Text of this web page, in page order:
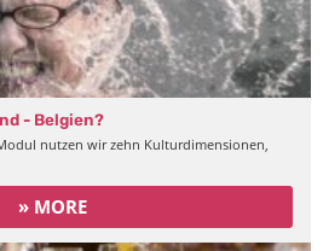
- Belgien?
nutzen wir zehn Kulturdimensionen,
» MORE